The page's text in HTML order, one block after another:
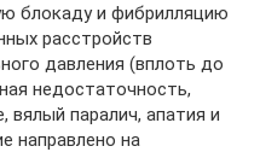
блокаду и фибрилляцию
расстройств
давления (вплоть до
недостаточность,
вялый паралич, апатия и
направлено на